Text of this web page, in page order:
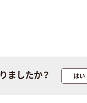
ましたか？ はい
【アスクル限定】
ファーストレイ